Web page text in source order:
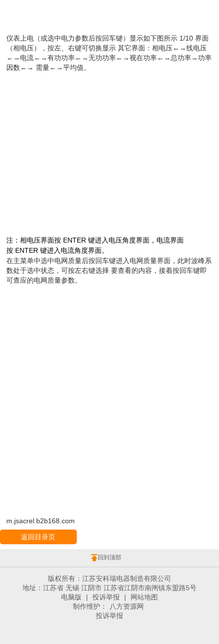
仪表上电（或选中电力参数后按回车键）显示如下图所示 1/10 界面
（相电压），按左、右键可切换显示 其它界面：相电压←→线电压
←→电流←→有功功率←→无功功率←→视在功率←→总功率→功率
因数←→ 需量←→平均值。
注：相电压界面按 ENTER键进入电压角度界面，电流界面
按 ENTER键进入电流角度界面。
在主菜单中选中电网质量后按回车键进入电网质量界面，此时波峰系
数处于选中状态，可按左右键选择 要查看的内容，接着按回车键即
可查应的电网质量参数。
m.jsacrel.b2b168.com
返回目录页
回到顶部
版权所有：江苏安科瑞电器制造有限公司
地址：江苏省 无锡 江阴市 江苏省江阴市南闸镇东盟路5号
电脑版
| 投诉举报 |
网站地图
制作维护：
八方资源网
投诉举报